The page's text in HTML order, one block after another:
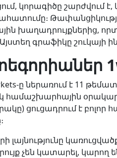
կորագիծը շարժվում
խաղադրույքներից,
Այստեղ գրաֆիկը շուկայի
ը ներառում է 11
համաշխարհային
ցուցադրում է բոլոր
լայնությունը
չեն կատարել, կարող